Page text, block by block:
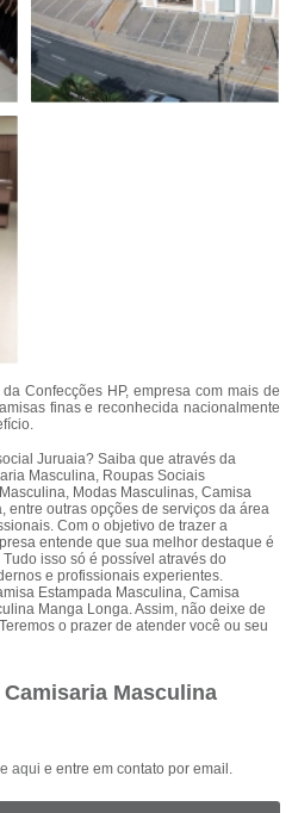
Confecções HP, empresa com mais de
finas e reconhecida nacionalmente
Juruaia? Saiba que através da
Masculina, Roupas Sociais
Modas Masculinas, Camisa
entre outras opções de serviços da área
Com o objetivo de trazer a
entende que sua melhor destaque é
isso só é possível através do
e profissionais experientes.
Estampada Masculina, Camisa
Manga Longa. Assim, não deixe de
o prazer de atender você ou seu
Masculina
aqui e entre em contato por email.